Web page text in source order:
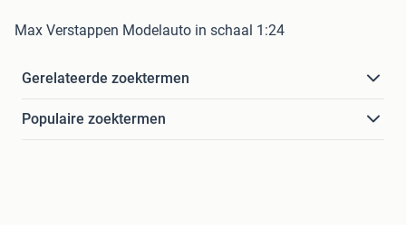
Max Verstappen Modelauto in schaal 1:24
Gerelateerde zoektermen
Populaire zoektermen